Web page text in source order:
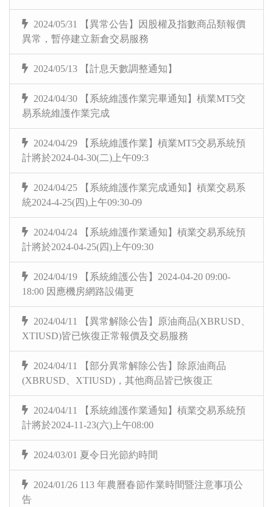
2024/05/31 【異常公告】因股權及指數商品類報價
異常，暫停建立新倉交易服務
2024/05/13 【計息天數調整通知】
2024/04/30 【系統維護作業完畢通知】槓業MT5交
易系統維護作業完成
2024/04/29 【系統維護作業】槓業MT5交易系統預
計將於2024-04-30(二)上午09:3
2024/04/25 【系統維護作業完成通知】槓業交易系
統2024-4-25(四)上午09:30-09
2024/04/24 【系統維護作業通知】槓業交易系統預
計將於2024-04-25(四)上午09:30
2024/04/19 【系統維護公告】2024-04-20 09:00-
18:00 因應機房網路設備更
2024/04/11 【異常解除公告】原油商品(XBRUSD、
XTIUSD)皆已恢復正常報價及交易服務
2024/04/11 【部分異常解除公告】除原油商品
(XBRUSD、XTIUSD)，其他商品皆已恢復正
2024/04/11 【系統維護作業通知】槓業交易系統預
計將於2024-11-23(六)上午08:00
2024/03/01 夏令日光節約時間
2024/01/26 113 年農曆春節作業時間暨注意事項公
告